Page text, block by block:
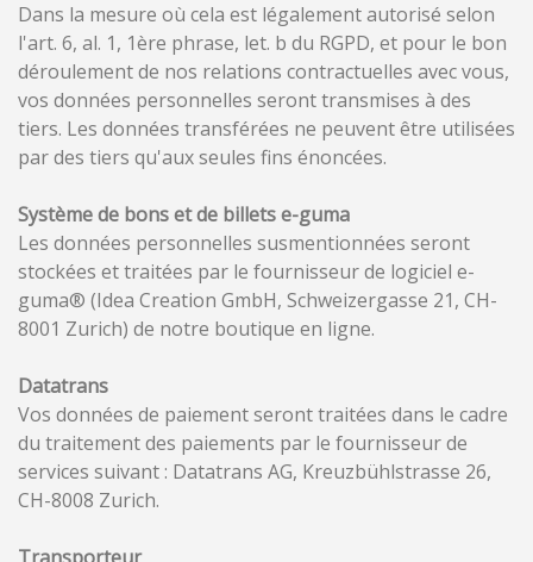
Dans la mesure où cela est légalement autorisé selon
l'art. 6, al. 1, 1ère phrase, let. b du RGPD, et pour le bon
déroulement de nos relations contractuelles avec vous,
vos données personnelles seront transmises à des
tiers. Les données transférées ne peuvent être utilisées
par des tiers qu'aux seules fins énoncées.
Système de bons et de billets e-guma
Les données personnelles susmentionnées seront
stockées et traitées par le fournisseur de logiciel e-
guma® (Idea Creation GmbH, Schweizergasse 21, CH-
8001 Zurich) de notre boutique en ligne.
Datatrans
Vos données de paiement seront traitées dans le cadre
du traitement des paiements par le fournisseur de
services suivant : Datatrans AG, Kreuzbühlstrasse 26,
CH-8008 Zurich.